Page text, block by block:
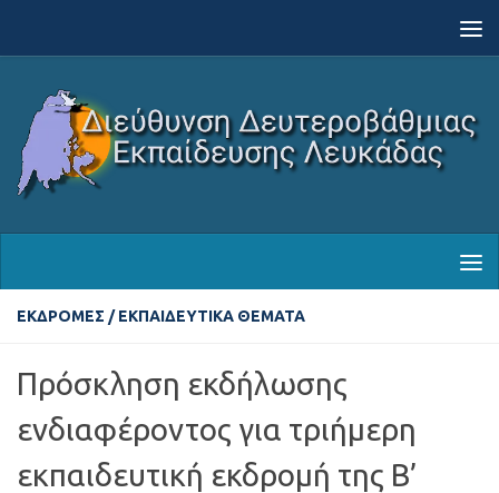
ΕΚΔΡΟΜΈΣ / ΕΚΠΑΙΔΕΥΤΙΚΆ ΘΈΜΑΤΑ
Πρόσκληση εκδήλωσης
ενδιαφέροντος για τριήμερη
εκπαιδευτική εκδρομή της Β’